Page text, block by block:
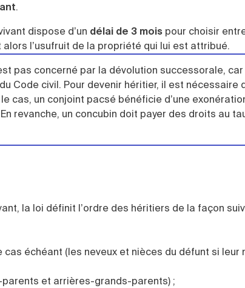
.
dispose d’un délai de 3 mois pour choisir
l’usufruit de la propriété qui lui est attribué.
pas concerné par la dévolution successorale,
du Code civil. Pour devenir héritier, il est nécessaire
cas, un conjoint pacsé bénéficie d’une
revanche, un concubin doit payer des droits au
la loi définit l’ordre des héritiers de la façon
échéant (les neveux et nièces du défunt si leur
et arrières-grands-parents) ;